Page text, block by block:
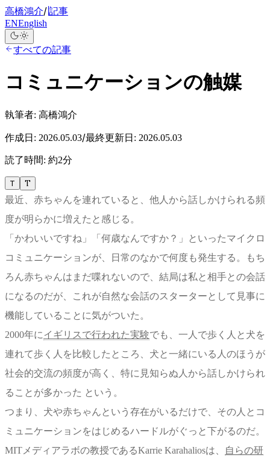
高橋鴻介/記事
ENEnglish
すべての記事
コミュニケーションの触媒
執筆者: 高橋鴻介
作成日: 2026.05.03/最終更新日: 2026.05.03
読了時間: 約2分
T
T
最近、赤ちゃんを連れていると、他人から話しかけられる頻
度が明らかに増えたと感じる。
「かわいいですね」「何歳なんですか？」といったマイクロ
コミュニケーションが、日常のなかで何度も発生する。もち
ろん赤ちゃんはまだ喋れないので、結局は私と相手との会話
になるのだが、これが自然な会話のスターターとして見事に
機能していることに気がついた。
2000年にイギリスで行われた実験でも、一人で歩く人と犬を
連れて歩く人を比較したところ、 犬と一緒にいる人のほうが
社会的交流の頻度が高く、特に見知らぬ人から話しかけられ
ることが多かった という。
つまり、犬や赤ちゃんという存在がいるだけで、その人とコ
ミュニケーションをはじめるハードルがぐっと下がるのだ。
MIT メディアラボの教授であるKarrie Karahaliosは、
自らの研